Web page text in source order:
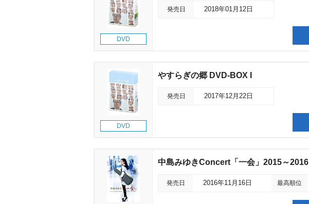
DVD
発売日 2018年01月12日
DVD
すらぎの郷 DVD-BOX I
発売日 2017年12月22日
中島みゆきConcert「一会」2015～2016
発売日 2016年11月16日 最高順位